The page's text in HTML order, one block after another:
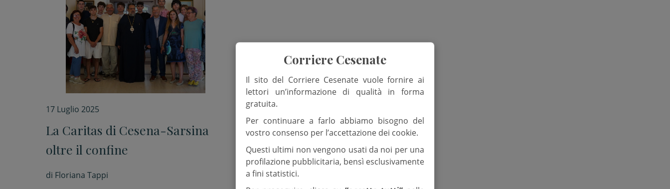
17 Luglio 2025
La Caritas di Cesena-Sarsina
oltre il confine
di Floriana Tappi
Corriere Cesenate
Il sito del Corriere Cesenate vuole fornire ai
lettori un’informazione di qualità in forma
gratuita.
Per continuare a farlo abbiamo bisogno del
vostro consenso per l’accettazione dei cookie.
Questi ultimi non vengono usati da noi per una
profilazione pubblicitaria, bensì esclusivamente
a fini statistici.